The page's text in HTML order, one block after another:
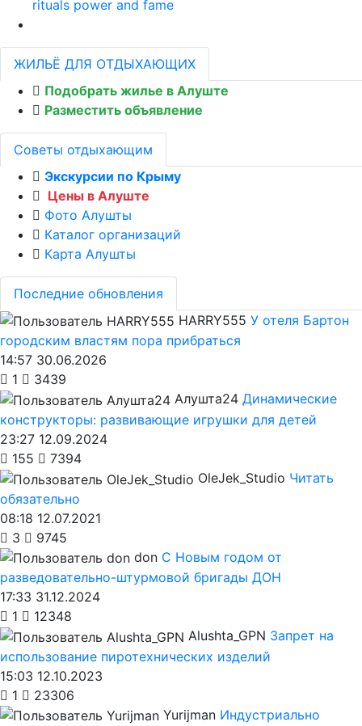
rituals power and fame
ЖИЛЬЁ ДЛЯ ОТДЫХАЮЩИХ
Подобрать жилье в Алуште
Разместить объявление
Советы отдыхающим
Экскурсии по Крыму
Цены в Алуште
Фото Алушты
Каталог организаций
Карта Алушты
Последние обновления
HARRY555 У отеля Бартон
городским властям пора прибраться
14:57 30.06.2026
1
3439
Алушта24 Динамические
конструкторы: развивающие игрушки для детей
23:27 12.09.2024
155
7394
OleJek_Studio Читать
обязательно
08:18 12.07.2021
3
9745
don С Новым годом от
разведовательно-штурмовой бригады ДОН
17:33 31.12.2024
1
12348
Alushta_GPN Запрет на
использование пиротехнических изделий
15:03 12.10.2023
1
23306
Yurijman Индустриально